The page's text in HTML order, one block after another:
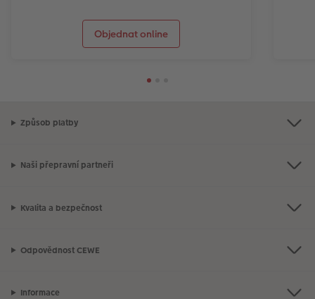
Objednat online
Způsob platby
Naši přepravní partneři
Kvalita a bezpečnost
Odpovědnost CEWE
Informace